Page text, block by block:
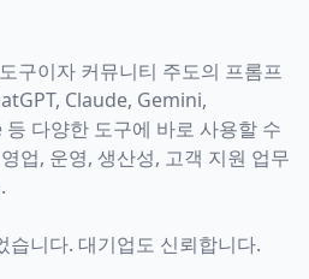
구이자 커뮤니티 주도의 프롬프
Claude, Gemini,
다양한 도구에 바로 사용할 수
업, 운영, 생산성, 고객 지원 업무
습니다. 대기업도 신뢰합니다.